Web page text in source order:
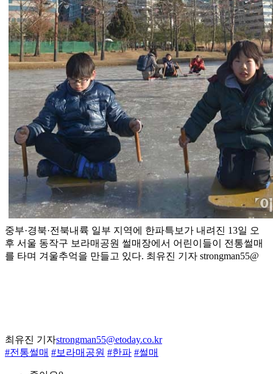
중부·경북·전북내륙 일부 지역에 한파특보가 내려진 13일 오
후 서울 동작구 보라매공원 썰매장에서 어린이들이 전통썰매
를 타며 겨울추억을 만들고 있다. 최유진 기자 strongman55@
최유진 기자strongman55@etoday.co.kr
#전통썰매 #보라매공원 #한파 #썰매